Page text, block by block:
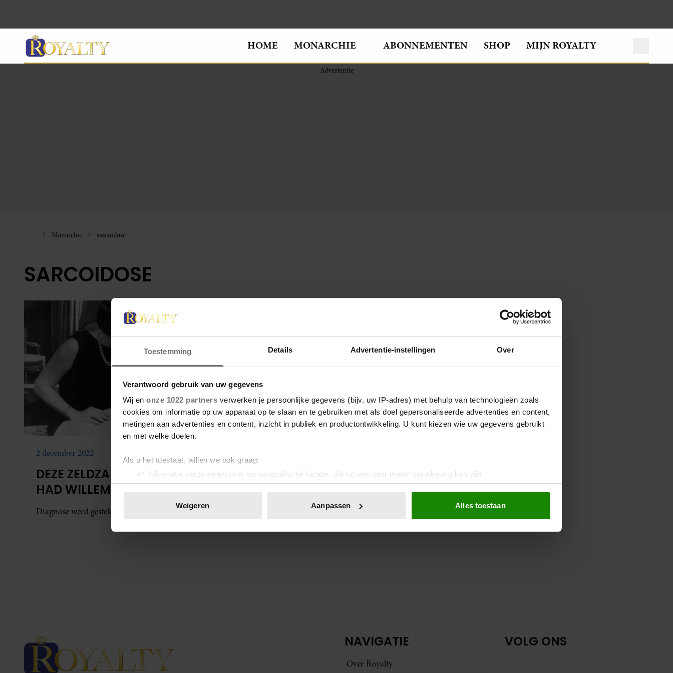
Toestemming Details Advertentie-instellingen Over
Verantwoord gebruik van uw gegevens
Wij en onze 1022 partners verwerken je persoonlijke gegevens (bijv. uw IP-adres) met behulp van technologieën zoals
cookies om informatie op uw apparaat op te slaan en te gebruiken met als doel gepersonaliseerde advertenties en content,
metingen aan advertenties en content, inzicht in publiek en productontwikkeling. U kunt kiezen wie uw gegevens gebruikt
en met welke doelen.
Als u het toestaat, willen we ook graag:
Informatie verzamelen over uw geografische locatie, die tot een paar meter nauwkeurig kan zijn
Uw apparaat identificeren door het actief te scannen op specifieke eigenschappen (fingerprinting)
toestemming op elk moment wijzigen of intrekken in de Cookieverklaring.
Weigeren Aanpassen Alles toestaan
HOME MONARCHIE ABONNEMENTEN SHOP MIJN ROYALTY
Monarchie sarcoidose
SARCOIDOSE
2 december 2022
DEZE ZELDZAME AANDOENING
HAD WILLEM-ALEXANDER
Diagnose werd gesteld in de jaren ’90.
NAVIGATIE
Over Royalty
VOLG ONS